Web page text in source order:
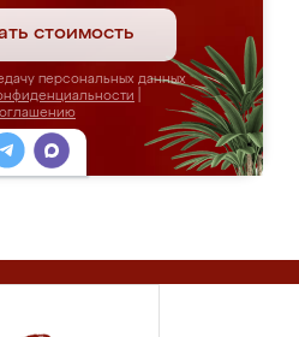
стоимость
персональных данных